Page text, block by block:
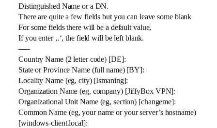
Distinguished Name or a DN.
There are quite a few fields but you can leave some blank
For some fields there will be a default value,
If you enter ‚.‘, the field will be left blank.
—–
Country Name (2 letter code) [DE]:
State or Province Name (full name) [BY]:
Locality Name (eg, city) [Ismaning]:
Organization Name (eg, company) [JiffyBox VPN]:
Organizational Unit Name (eg, section) [changeme]:
Common Name (eg, your name or your server’s hostname)
[windows-client.local]: